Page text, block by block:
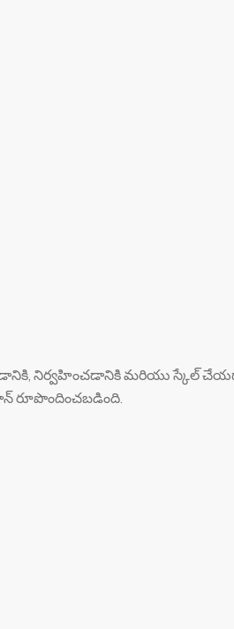
నిర్వహించడానికి మరియు స్కేల్
రూపొందించబడింది.